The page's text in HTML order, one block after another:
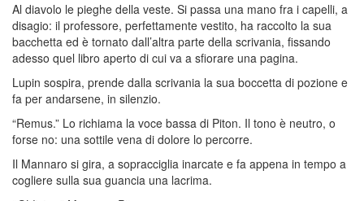
Al diavolo le pieghe della veste. Si passa una mano fra i capelli, a
disagio: il professore, perfettamente vestito, ha raccolto la sua
bacchetta ed è tornato dall’altra parte della scrivania, fissando
adesso quel libro aperto di cui va a sfiorare una pagina.
Lupin sospira, prende dalla scrivania la sua boccetta di pozione e
fa per andarsene, in silenzio.
“Remus.” Lo richiama la voce bassa di Piton. Il tono è neutro, o
forse no: una sottile vena di dolore lo percorre.
Il Mannaro si gira, a sopracciglia inarcate e fa appena in tempo a
cogliere sulla sua guancia una lacrima.